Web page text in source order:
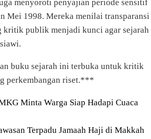
menyoroti penyajian periode sensitif
Mei 1998. Mereka menilai transparansi
kritik publik menjadi kunci agar sejarah
buku sejarah ini terbuka untuk kritik
perkembangan riset.***
Minta Warga Siap Hadapi Cuaca
Terpadu Jamaah Haji di Makkah